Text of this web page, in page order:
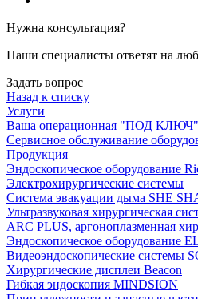
Нужна консультация?
Наши специалисты ответят на
Задать вопрос
Назад к списку
Услуги
Ваша операционная "ПОД КЛЮЧ"
Сервисное обслуживание
Продукция
Эндоскопическое оборудование
Электрохирургические системы
Система эвакуации дыма SHE
Ультразвуковая хирургическая
ARC PLUS, аргоноплазменная
Эндоскопическое оборудование
Видеоэндоскопические системы
Хирургические дисплеи Beacon
Гибкая эндоскопия MINDSION